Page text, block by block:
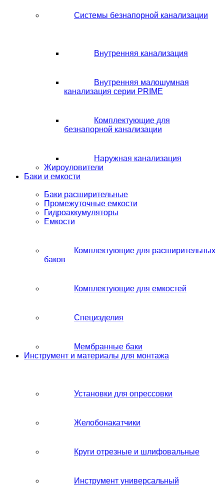
Системы безнапорной канализации
Внутренняя канализация
Внутренняя малошумная
канализация серии PRIME
Комплектующие для
безнапорной канализации
Наружная канализация
Жироуловители
Баки и емкости
Баки расширительные
Промежуточные емкости
Гидроаккумуляторы
Емкости
Комплектующие для расширительных
баков
Комплектующие для емкостей
Специзделия
Мембранные баки
Инструмент и материалы для монтажа
Установки для опрессовки
Желобонакатчики
Круги отрезные и шлифовальные
Инструмент универсальный